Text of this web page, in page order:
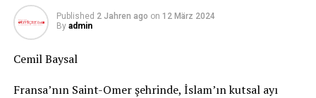
Published 2 Jahren ago on 12 März 2024
By admin
Cemil Baysal
Fransa’nın Saint-Omer şehrinde, İslam’ın kutsal ayı